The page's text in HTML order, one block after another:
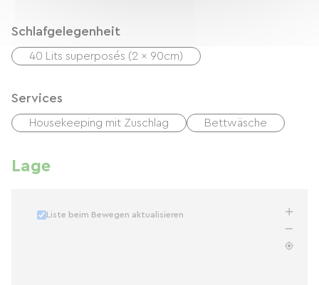
Schlafgelegenheit
40 Lits superposés (2 x 90cm)
Services
Housekeeping mit Zuschlag Bettwäsche
Lage
Liste beim Bewegen aktualisieren